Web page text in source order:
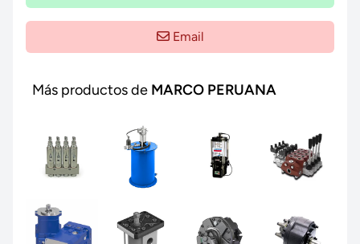
Email
Más productos de MARCO PERUANA